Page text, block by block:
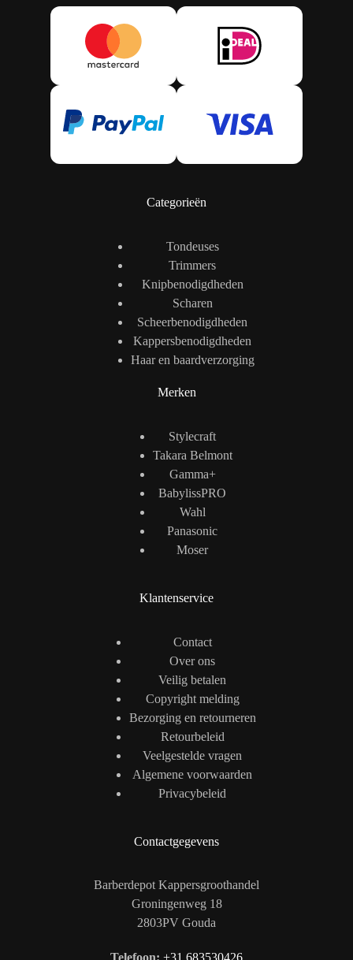
Categorieën
Tondeuses
Trimmers
Knipbenodigdheden
Scharen
Scheerbenodigdheden
Kappersbenodigdheden
Haar en baardverzorging
Merken
Stylecraft
Takara Belmont
Gamma+
BabylissPRO
Wahl
Panasonic
Moser
Klantenservice
Contact
Over ons
Veilig betalen
Copyright melding
Bezorging en retourneren
Retourbeleid
Veelgestelde vragen
Algemene voorwaarden
Privacybeleid
Contactgegevens
Barberdepot Kappersgroothandel
Groningenweg 18
2803PV Gouda